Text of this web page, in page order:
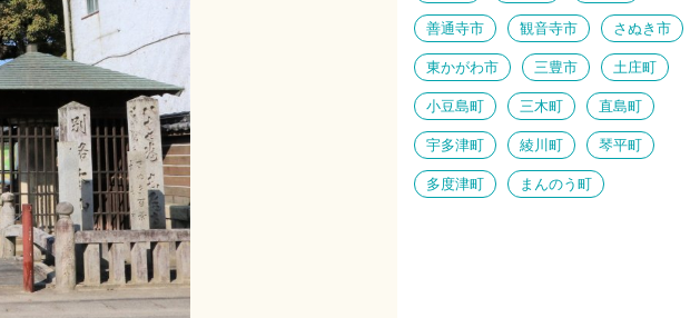
善通寺市 観音寺市 さぬき市
東かがわ市 三豊市 土庄町
小豆島町 三木町 直島町
宇多津町 綾川町 琴平町
多度津町 まんのう町